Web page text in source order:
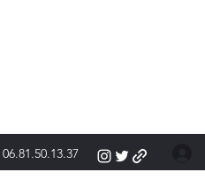
06.81.50.13.37